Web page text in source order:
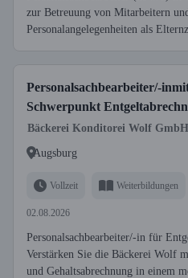
zur Betreuung von Mitarbeitern
Personalangelegenheiten als
Personalsachbearbeiter/-
Schwerpunkt
Bäckerei Konditorei Wolf GmbH
Augsburg
Vollzeit Weiterbildungen
02.08.2026
Personalsachbearbeiter/-in für
Verstärken Sie die Bäckerei Wolf
und Gehaltsabrechnung in einem